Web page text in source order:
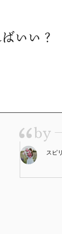
いい？
“by
スピ